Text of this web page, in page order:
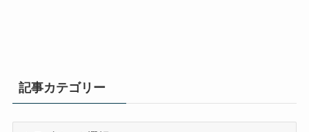
記事カテゴリー